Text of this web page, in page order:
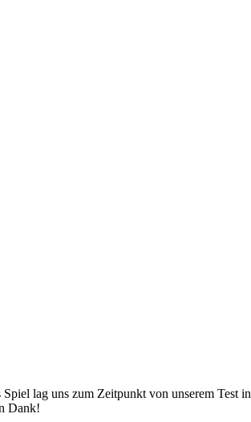
Spiel lag uns zum Zeitpunkt von unserem Test in
Dank!